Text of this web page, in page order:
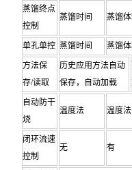
蒸馏终点
控制
蒸馏时间 蒸馏
单孔单控 蒸馏时间 蒸馏
方法保
存/读取
历史应用方法自动
保存，自动加载
自动防干
烧
温度法 温度
闭环流速
控制
无 有